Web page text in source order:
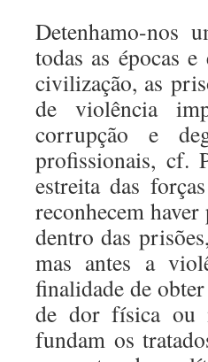
Detenhamo-nos
todas as épocas
civilização, as
de violência
corrupção e
profissionais, cf.
estreita das
reconhecem
dentro das
mas antes a
finalidade de
de dor física ou
fundam os